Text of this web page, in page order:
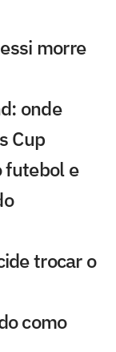
morre
onde
Cup
futebol e
trocar o
como